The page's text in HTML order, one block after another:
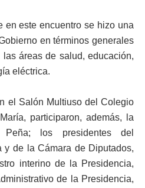
en este encuentro se hizo una
en términos generales
áreas de salud, educación,
eléctrica.
el Salón Multiuso del Colegio
participaron, además, la
Peña; los presidentes del
y de la Cámara de Diputados,
interino de la Presidencia,
de la Presidencia,